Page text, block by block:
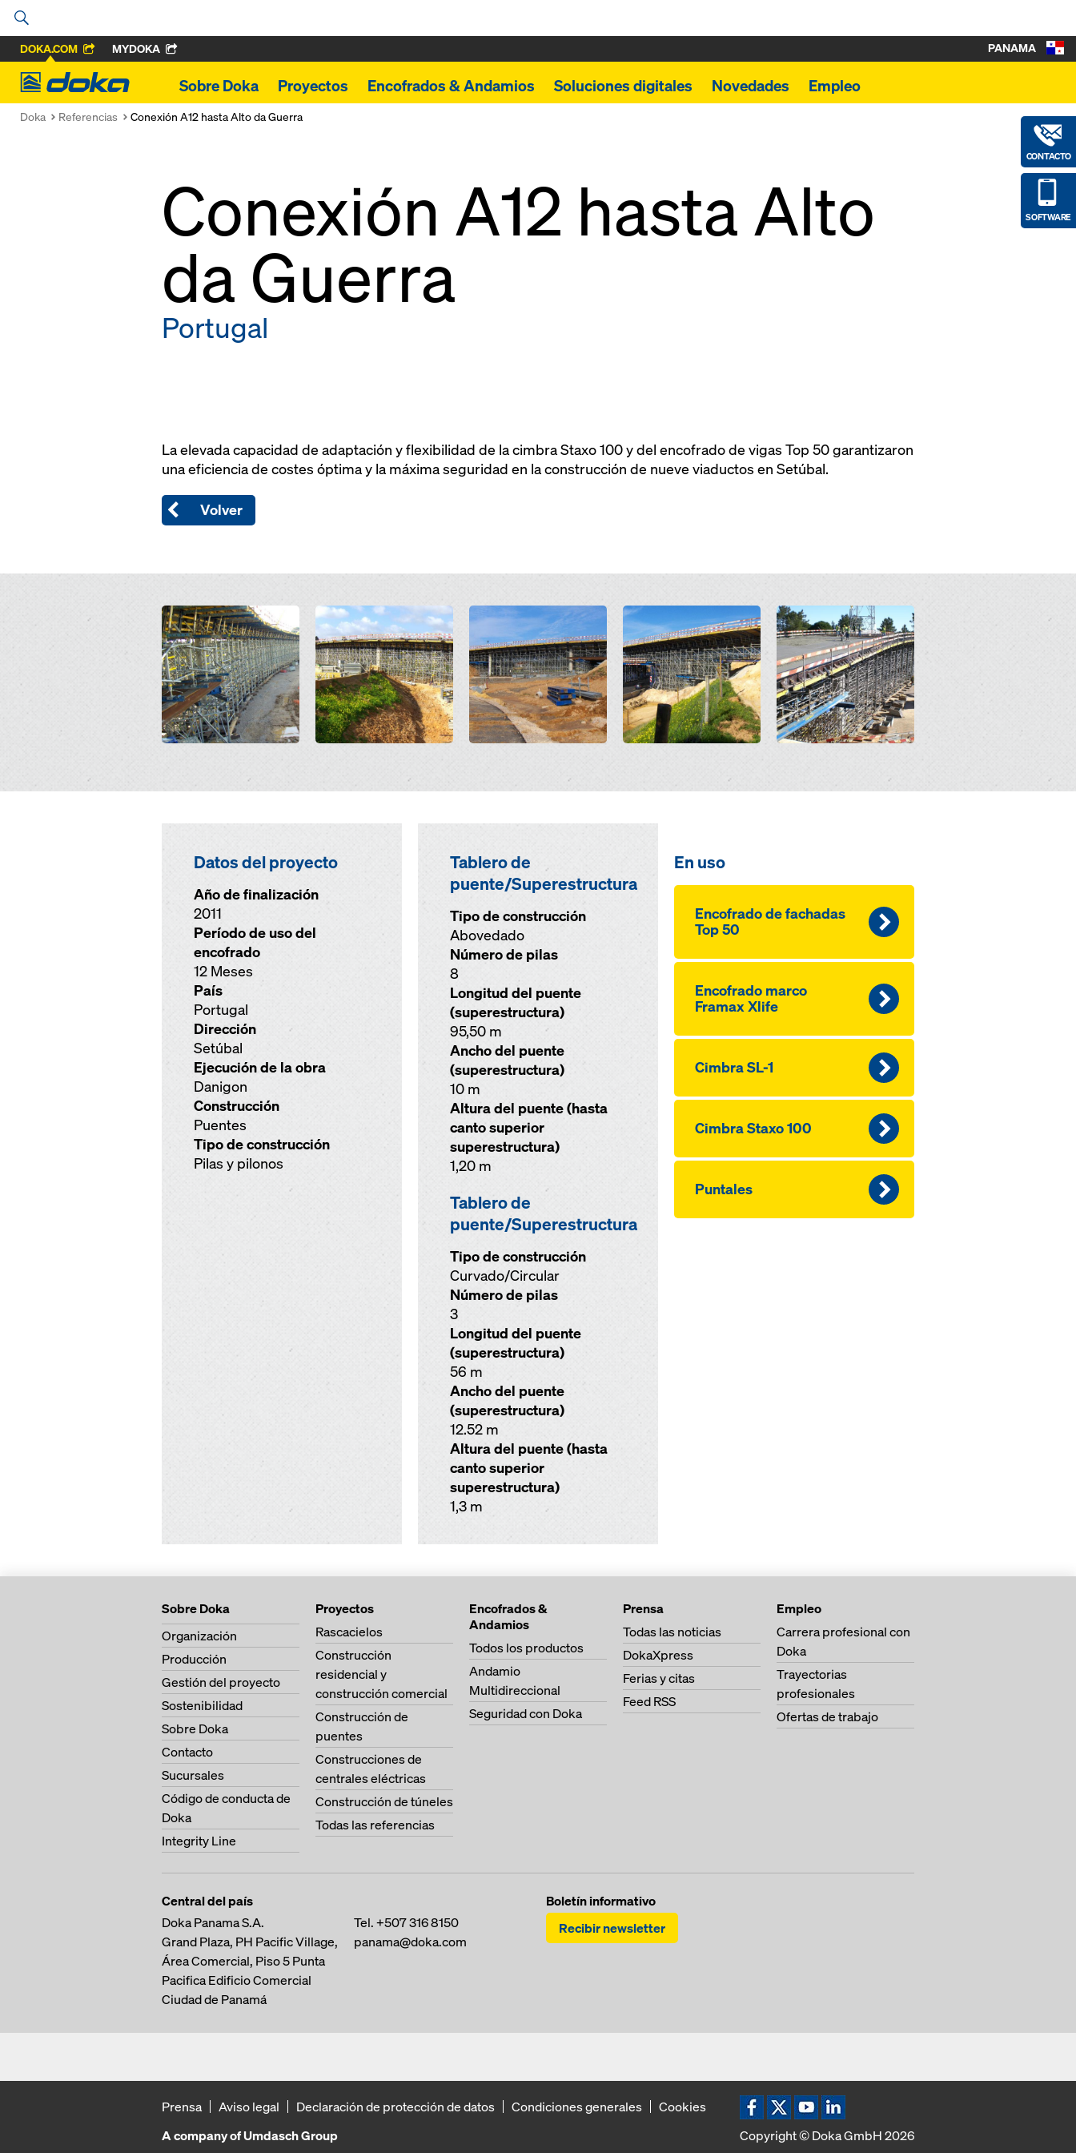
DOKA.COM MYDOKA
Doka
Sobre Doka Proyectos Encofrados & Andamios Soluciones digitales Novedades Empleo
CONTACTO
SOFTWARE
PANAMA
Doka Referencias Conexión A12 hasta Alto da Guerra
Conexión A12 hasta Alto
da Guerra
Portugal
La elevada capacidad de adaptación y flexibilidad de la cimbra Staxo 100 y del encofrado de vigas Top 50 garantizaron
una eficiencia de costes óptima y la máxima seguridad en la construcción de nueve viaductos en Setúbal.
Volver
Open Open Open Open Open
Datos del proyecto
Año de finalización
2011
Período de uso del
encofrado
12 Meses
País
Portugal
Dirección
Setúbal
Ejecución de la obra
Danigon
Construcción
Puentes
Tipo de construcción
Pilas y pilonos
Tablero de
puente/Superestructura
Tipo de construcción
Abovedado
Número de pilas
8
Longitud del puente
(superestructura)
95,50 m
Ancho del puente
(superestructura)
10 m
Altura del puente (hasta
canto superior
superestructura)
1,20 m
Tablero de
puente/Superestructura
Tipo de construcción
Curvado/Circular
Número de pilas
3
Longitud del puente
(superestructura)
56 m
Ancho del puente
(superestructura)
12.52 m
Altura del puente (hasta
canto superior
superestructura)
1,3 m
En uso
Encofrado de fachadas
Top 50
Encofrado marco
Framax Xlife
Cimbra SL-1
Cimbra Staxo 100
Puntales
Sobre Doka
Organización
Producción
Gestión del proyecto
Sostenibilidad
Sobre Doka
Contacto
Sucursales
Código de conducta de
Doka
Integrity Line
Proyectos
Rascacielos
Construcción
residencial y
construcción comercial
Construcción de
puentes
Construcciones de
centrales eléctricas
Construcción de túneles
Todas las referencias
Encofrados &
Andamios
Todos los productos
Andamio
Multidireccional
Seguridad con Doka
Prensa
Todas las noticias
DokaXpress
Ferias y citas
Feed RSS
Empleo
Carrera profesional con
Doka
Trayectorias
profesionales
Ofertas de trabajo
Central del país
Doka Panama S.A.
Grand Plaza, PH Pacific Village,
Área Comercial, Piso 5Punta
PacificaEdificio Comercial
Ciudad de Panamá
Tel.+507 316 8150
panama@doka.com
Boletín informativo
Recibir newsletter
Prensa Aviso legal Declaración de protección de datos Condiciones generales
Cookies
A company of Umdasch Group
Copyright © Doka GmbH 2026